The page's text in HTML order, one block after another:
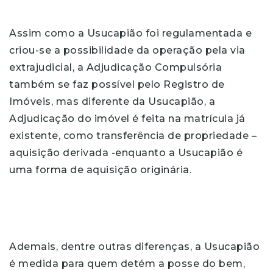
Assim como a Usucapião foi regulamentada e
criou-se a possibilidade da operação pela via
extrajudicial, a Adjudicação Compulsória
também se faz possível pelo Registro de
Imóveis, mas diferente da Usucapião, a
Adjudicação do imóvel é feita na matrícula já
existente, como transferência de propriedade –
aquisição derivada -enquanto a Usucapião é
uma forma de aquisição originária.
Ademais, dentre outras diferenças, a Usucapião
é medida para quem detém a posse do bem,